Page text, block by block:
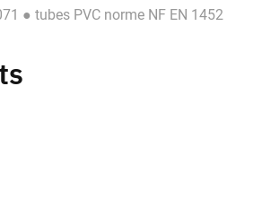
● tubes PVC norme NF EN 1452